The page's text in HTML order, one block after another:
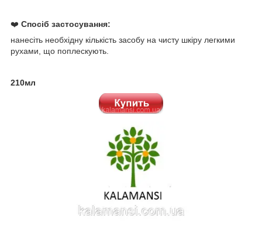
❤️ Спосіб застосування:
нанесіть необхідну кількість засобу на чисту шкіру легкими
рухами, що поплескують.
210мл